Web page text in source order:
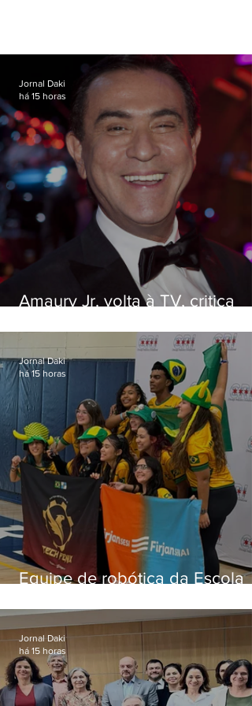
Amaury Jr. volta à TV, critica
viraram colunistas de si
Jornal Daki
há 15 horas
Equipe de robótica da Escola
prêmio internacional nos EUA
Jornal Daki
há 15 horas
Jornal Daki
há 15 horas